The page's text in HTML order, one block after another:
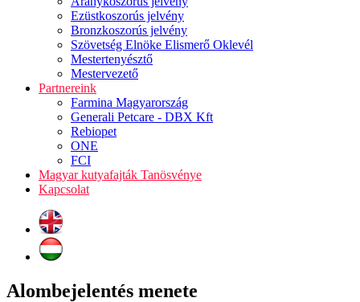
Ezüstkoszorús jelvény
Bronzkoszorús jelvény
Szövetség Elnöke Elismerő Oklevél
Mestertenyésztő
Mestervezető
Partnereink
Farmina Magyarország
Generali Petcare - DBX Kft
Rebiopet
ONE
FCI
Magyar kutyafajták Tanösvénye
Kapcsolat
Alombejelentés menete